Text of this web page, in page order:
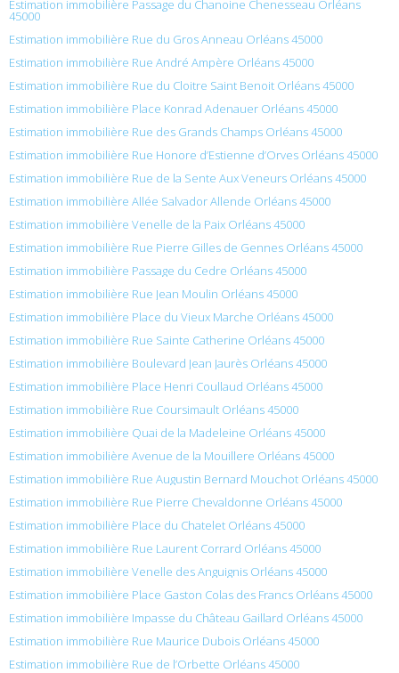
Estimation immobilière Passage du Chanoine Chenesseau Orléans
45000
Estimation immobilière Rue du Gros Anneau Orléans 45000
Estimation immobilière Rue André Ampère Orléans 45000
Estimation immobilière Rue du Cloitre Saint Benoit Orléans 45000
Estimation immobilière Place Konrad Adenauer Orléans 45000
Estimation immobilière Rue des Grands Champs Orléans 45000
Estimation immobilière Rue Honore d’Estienne d’Orves Orléans 45000
Estimation immobilière Rue de la Sente Aux Veneurs Orléans 45000
Estimation immobilière Allée Salvador Allende Orléans 45000
Estimation immobilière Venelle de la Paix Orléans 45000
Estimation immobilière Rue Pierre Gilles de Gennes Orléans 45000
Estimation immobilière Passage du Cedre Orléans 45000
Estimation immobilière Rue Jean Moulin Orléans 45000
Estimation immobilière Place du Vieux Marche Orléans 45000
Estimation immobilière Rue Sainte Catherine Orléans 45000
Estimation immobilière Boulevard Jean Jaurès Orléans 45000
Estimation immobilière Place Henri Coullaud Orléans 45000
Estimation immobilière Rue Coursimault Orléans 45000
Estimation immobilière Quai de la Madeleine Orléans 45000
Estimation immobilière Avenue de la Mouillere Orléans 45000
Estimation immobilière Rue Augustin Bernard Mouchot Orléans 45000
Estimation immobilière Rue Pierre Chevaldonne Orléans 45000
Estimation immobilière Place du Chatelet Orléans 45000
Estimation immobilière Rue Laurent Corrard Orléans 45000
Estimation immobilière Venelle des Anguignis Orléans 45000
Estimation immobilière Place Gaston Colas des Francs Orléans 45000
Estimation immobilière Impasse du Château Gaillard Orléans 45000
Estimation immobilière Rue Maurice Dubois Orléans 45000
Estimation immobilière Rue de l’Orbette Orléans 45000